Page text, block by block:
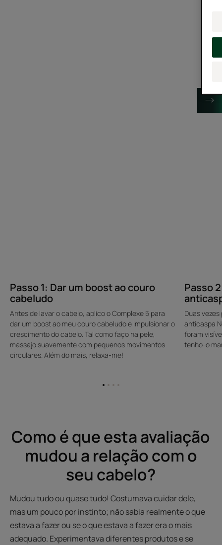
Passo 1: Dar um boost ao couro
cabeludo
Antes de lavar o cabelo, aplico o Complexe 5 para
dar um boost ao meu couro cabeludo e impulsionar o
crescimento do cabelo. Tal como faço na pele,
massajo suavemente com pequenos movimentos
circulares. Além do mais, relaxa-me!
Passo
Duas
anticaspa
foram
tenho-o
IrIrIrIr
Como é que esta avaliação
mudou a relação com o
seu cabelo?
Mudou tudo ou quase tudo! Costumava cuidar dele,
mas um pouco por instinto; não sabia realmente o que
estava a fazer ou se o que estava a fazer era o mais
adequado. Experimentava diferentes produtos e se